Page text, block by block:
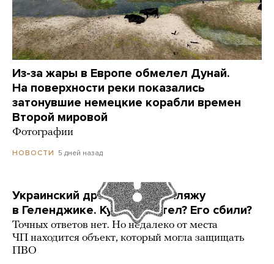
Из-за жары в Европе обмелел Дунай.
На поверхности реки показались
затонувшие немецкие корабли времен
Второй мировой
Фотографии
НОВОСТИ 5 дней назад
Украинский дрон попал по пляжу
в Геленджике. Куда он летел? Его сбили?
Точных ответов нет. Но недалеко от места
ЧП находится объект, который могла защищать
ПВО